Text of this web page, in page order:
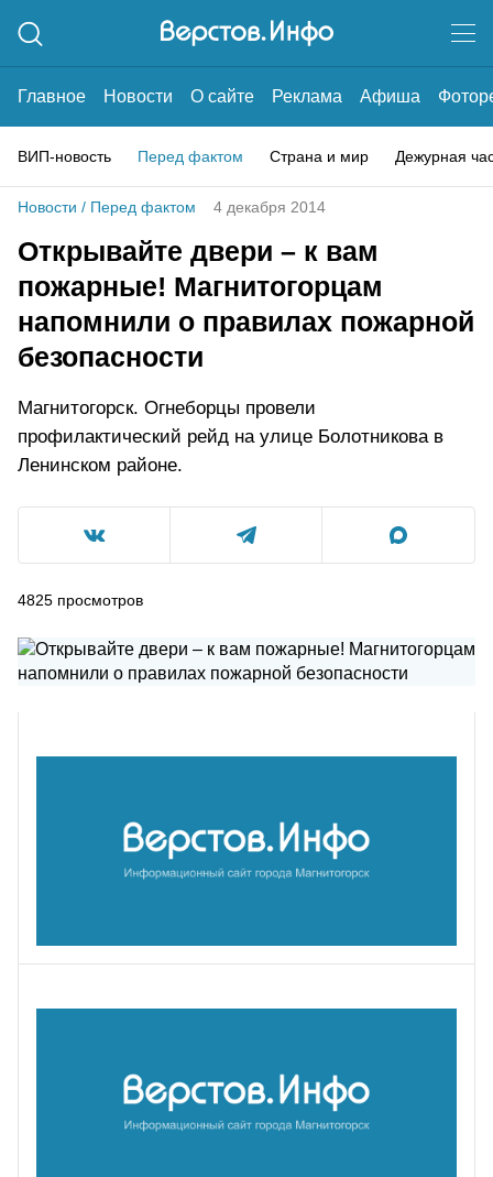
Главное Новости О сайте Реклама Афиша
ВИП-новость Перед фактом Страна и мир Дежурная
Новости / Перед фактом 4 декабря 2014
Открывайте двери – к вам
пожарные! Магнитогорцам
напомнили о правилах пожарной
безопасности
Магнитогорск. Огнеборцы провели
профилактический рейд на улице Болотникова в
Ленинском районе.
4825 просмотров